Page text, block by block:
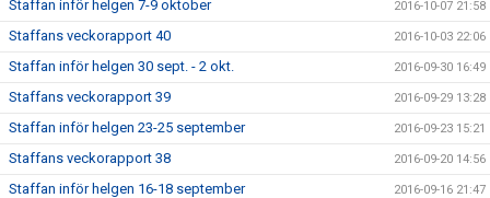
Staffan inför helgen 7-9 oktober 2016-10-07 21:58
Staffans veckorapport 40 2016-10-03 22:06
Staffan inför helgen 30 sept. - 2 okt. 2016-09-30 16:49
Staffans veckorapport 39 2016-09-29 13:28
Staffan inför helgen 23-25 september 2016-09-23 15:21
Staffans veckorapport 38 2016-09-20 14:56
Staffan inför helgen 16-18 september 2016-09-16 21:47